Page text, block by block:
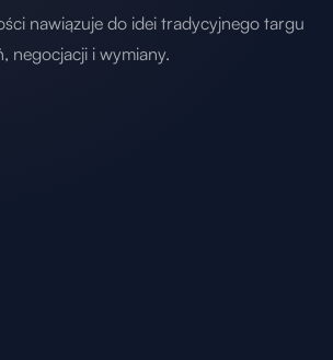
zamieszkania bez dodatkowych
Fibaro
i fotowoltaika
ogród z systemem nawadniania
architektura
sobie wyobrazić
nawiązuje do idei tradycyjnego targu
negocjacji i wymiany.